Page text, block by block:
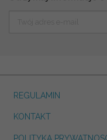
REGULAMIN
KONTAKT
POLITYKA